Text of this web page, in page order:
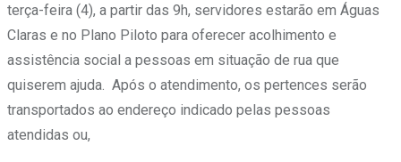
terça-feira (4), a partir das 9h, servidores estarão em Águas
Claras e no Plano Piloto para oferecer acolhimento e
assistência social a pessoas em situação de rua que
quiserem ajuda. Após o atendimento, os pertences serão
transportados ao endereço indicado pelas pessoas
atendidas ou,